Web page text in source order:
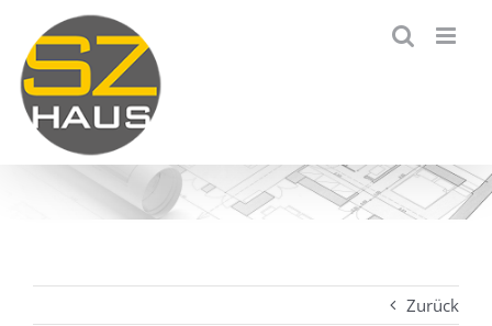
Inhalt
springen
Zurück